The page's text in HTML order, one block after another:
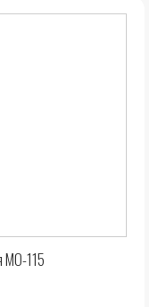
МО-115